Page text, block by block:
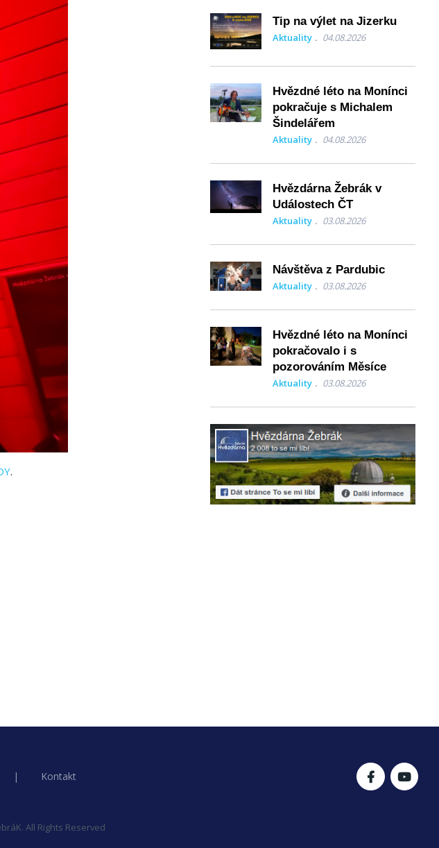
.
Tip na výlet na Jizerku
Aktuality 04.08.2026
Hvězdné léto na Monínci
pokračuje s Michalem
Šindelářem
Aktuality 04.08.2026
Hvězdárna Žebrák v
Událostech ČT
Aktuality 03.08.2026
Návštěva z Pardubic
Aktuality 03.08.2026
Hvězdné léto na Monínci
pokračovalo i s
pozorováním Měsíce
Aktuality 03.08.2026
| Kontakt
All Rights Reserved